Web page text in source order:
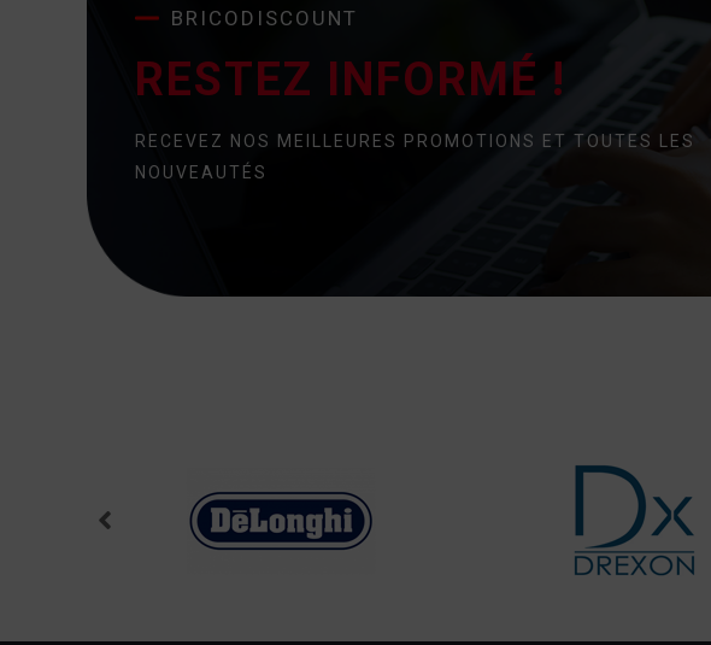
BRICODISCOUNT
RESTEZ INFORMÉ !
RECEVEZ NOS MEILLEURES PROMOTIONS ET TOUTES LES
NOUVEAUTÉS